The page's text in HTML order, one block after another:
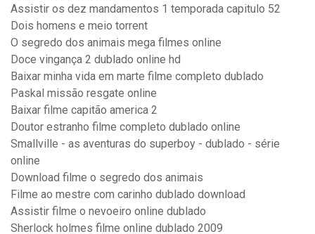
Assistir os dez mandamentos 1 temporada capitulo 52
Dois homens e meio torrent
O segredo dos animais mega filmes online
Doce vingança 2 dublado online hd
Baixar minha vida em marte filme completo dublado
Paskal missão resgate online
Baixar filme capitão america 2
Doutor estranho filme completo dublado online
Smallville - as aventuras do superboy - dublado - série
online
Download filme o segredo dos animais
Filme ao mestre com carinho dublado download
Assistir filme o nevoeiro online dublado
Sherlock holmes filme online dublado 2009